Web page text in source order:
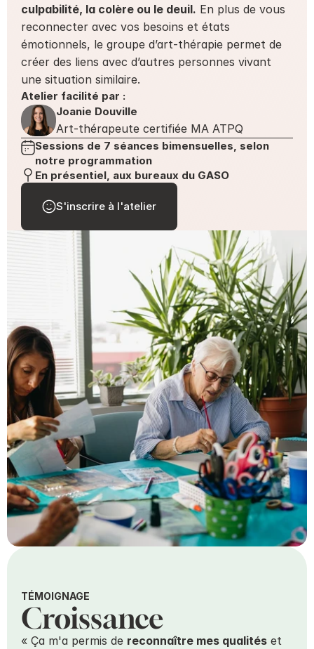
culpabilité, la colère ou le deuil. En plus de vous
reconnecter avec vos besoins et états
émotionnels, le groupe d’art-thérapie permet de
créer des liens avec d’autres personnes vivant
une situation similaire.
Atelier facilité par :
Joanie Douville
Art-thérapeute certifiée MA ATPQ
Sessions de 7 séances bimensuelles, selon
notre programmation
En présentiel, aux bureaux du GASO
S'inscrire à l'atelier
TÉMOIGNAGE
Croissance
« Ça m'a permis de reconnaître mes qualités et